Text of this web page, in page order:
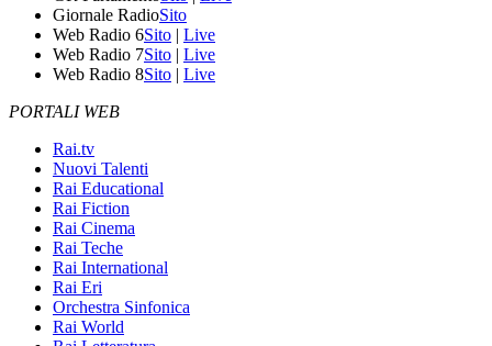
Giornale RadioSito
Web Radio 6Sito | Live
Web Radio 7Sito | Live
Web Radio 8Sito | Live
PORTALI WEB
Rai.tv
Nuovi Talenti
Rai Educational
Rai Fiction
Rai Cinema
Rai Teche
Rai International
Rai Eri
Orchestra Sinfonica
Rai World